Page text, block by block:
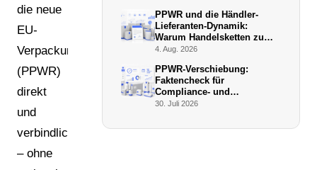
die neue
EU-
Verpackungsverordnung
(PPWR)
direkt
und
verbindlich
– ohne
PPWR und die Händler-
Lieferanten-Dynamik:
Warum Handelsketten zu
De-facto-Vollstreckern
4. Aug. 2026
PPWR-Verschiebung:
Faktencheck für
Compliance- und
Verpackungsmanager (Juli
30. Juli 2026